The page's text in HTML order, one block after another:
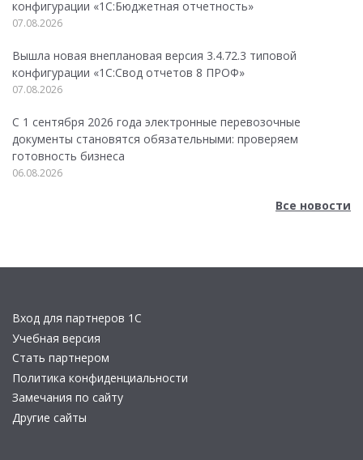
конфигурации «1C:Бюджетная отчетность»
07.08.2026
Вышла новая внеплановая версия 3.4.72.3 типовой
конфигурации «1C:Свод отчетов 8 ПРОФ»
07.08.2026
С 1 сентября 2026 года электронные перевозочные
документы становятся обязательными: проверяем
готовность бизнеса
06.08.2026
Все новости
Вход для партнеров 1С
Учебная версия
Стать партнером
Политика конфиденциальности
Замечания по сайту
Другие сайты